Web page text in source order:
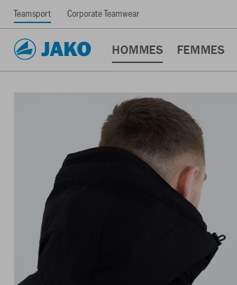
Teamsport Corporate Teamwear
HOMMES FEMMES